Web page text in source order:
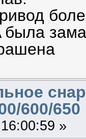
была
600/650
»